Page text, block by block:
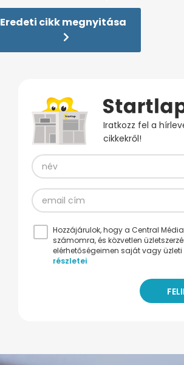
Eredeti cikk megnyitása
Iratkozz fel a
cikkekről!
Hozzájárulok, hogy a Central
számomra, és közvetlen
elérhetőségeimen saját vagy
részletei